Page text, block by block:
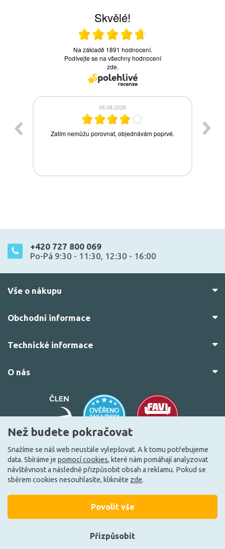
+420 727 800 069
Po-Pá 9:30 - 11:30, 12:30 - 16:00
Vše o nákupu
Obchodní informace
Technické informace
O nás
© 2010–2026 Všechna práva vyhrazena. žárovky.cz
VytvořiloFEO.cz
Než budete pokračovat
Snažíme se náš web neustále vylepšovat. A k tomu potřebujeme
data. Sbíráme je pomocí cookies, které nám pomáhají analyzovat
návštěvnost a následně přizpůsobit obsah a reklamu. Pokud se
sběrem cookies nesouhlasíte, klikněte zde.
Přizpůsobit
Povolit vše